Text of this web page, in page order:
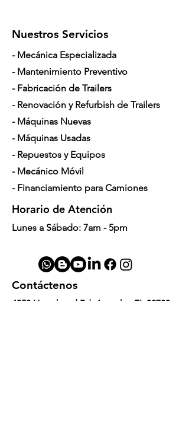
Nuestros Servicios
- Mecánica Especializada
- Mantenimiento Preventivo
- Fabricación de Trailers
- Renovación y Refurbish de Trailers
- Máquinas Nuevas
- Máquinas Usadas
- Repuestos y Equipos
- Mecánico Móvil
- Financiamiento para Camiones
Horario de Atención
Lunes a Sábado: 7am - 5pm
Contáctenos
4350 Hogshead Rd, Apopka, FL 32703